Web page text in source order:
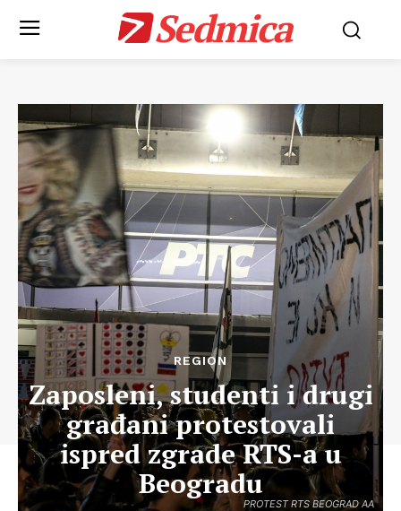
Sedmica
PROTEST RTS BEOGRAD AA
REGION
Zaposleni, studenti i drugi
građani protestovali
ispred zgrade RTS-a u
Beogradu